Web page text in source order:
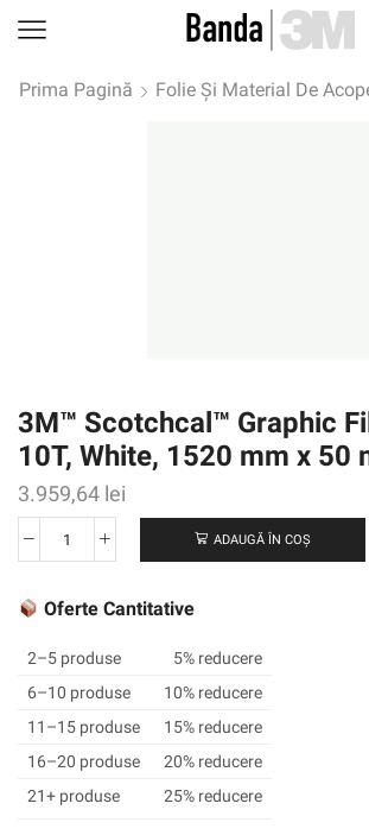
Prima Pagină Folie Și Material De
3M™ Scotchcal™ Graphic
10T, White, 1520 mm x 50
3.959,64 lei
Cantitate
Scotchcal™
Film
IJ40-
10T,
White,
1520
mm
ADAUGĂ ÎN COȘ
Oferte Cantitative
2–5 produse
5% reducere
6–10 produse
10% reducere
11–15 produse
15% reducere
16–20 produse
20% reducere
21+ produse
25% reducere